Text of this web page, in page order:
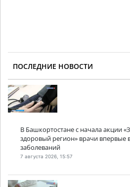
ПОСЛЕДНИЕ НОВОСТИ
В Башкортостане с начала акции
здоровый регион» врачи впервые
заболеваний
7 августа 2026, 15:57